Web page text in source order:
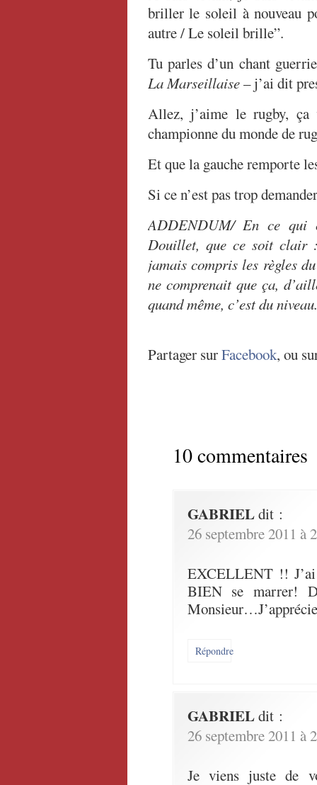
briller le soleil à nouveau
autre / Le soleil brille”.
Tu parles d’un chant
La Marseillaise– j’ai dit
Allez, j’aime le rugby,
championne du monde de
Et que la gauche remporte
Si ce n’est pas trop
ADDENDUM/ En ce qui
Douillet, que ce soit clair
jamais compris les règles
ne comprenait que ça,
quand même, c’est du niveau.
Partager surFacebook, ou
10 commentaires
GABRIELdit :
26 septembre 2011 à
EXCELLENT !!
BIEN se marrer!
Répondre
GABRIELdit :
26 septembre 2011 à
Je viens juste de